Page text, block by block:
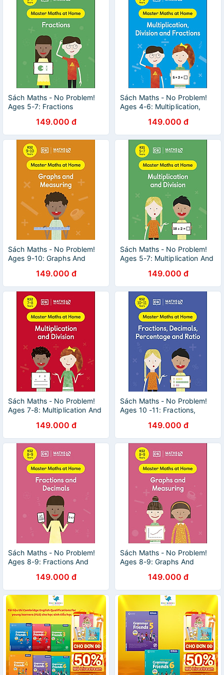
Sách Maths - No Problem!
Ages 5-7: Fractions
149.000 đ
Sách Maths - No Problem!
Ages 4-6: Multiplication,
149.000 đ
Sách Maths - No Problem!
Ages 9-10: Graphs And
149.000 đ
Sách Maths - No Problem!
Ages 5-7: Multiplication And
149.000 đ
Sách Maths - No Problem!
Ages 7-8: Multiplication And
149.000 đ
Sách Maths - No Problem!
Ages 10 -11: Fractions,
149.000 đ
Sách Maths - No Problem!
Ages 8-9: Fractions And
149.000 đ
Sách Maths - No Problem!
Ages 8-9: Graphs And
149.000 đ